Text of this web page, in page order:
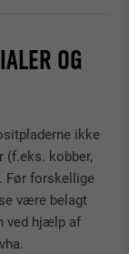
OG
ikke
(f.eks. kobber,
Før forskellige
være belagt
ved hjælp af